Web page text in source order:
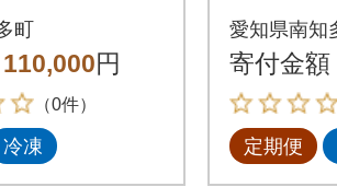
ライ10本
回
町
110,000円
（0件）
冷凍
ビフラ
せ魚フ
産認定
愛知県南知
寄付金額
定期便